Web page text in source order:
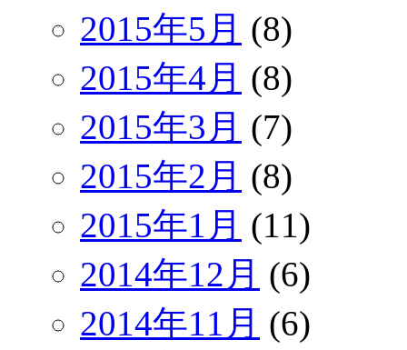
2015年5月 (8)
2015年4月 (8)
2015年3月 (7)
2015年2月 (8)
2015年1月 (11)
2014年12月 (6)
2014年11月 (6)